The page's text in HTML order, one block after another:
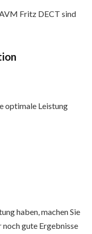
Fritz DECT sind
optimale Leistung
haben, machen Sie
noch gute Ergebnisse